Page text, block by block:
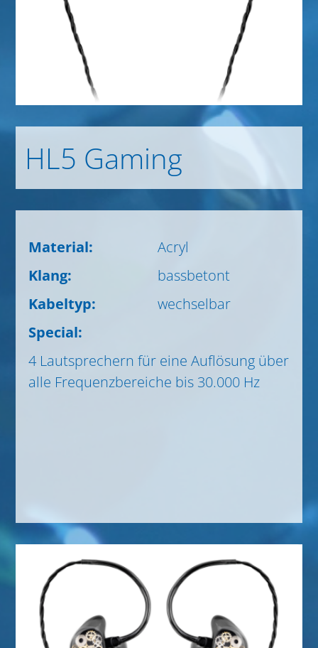
HL5 Gaming
Material:
Acryl
Klang:
bassbetont
Kabeltyp:
wechselbar
Special:
4 Lautsprechern für eine Auflösung über
alle Frequenzbereiche bis 30.000 Hz